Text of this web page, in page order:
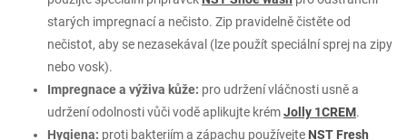
starých impregnací a nečisto. Zip pravidelně čistěte od
nečistot, aby se nezasekával (lze použít speciální sprej na zipy
nebo vosk).
Impregnace a výživa kůže: pro udržení vláčnosti usně a
udržení odolnosti vůči vodě aplikujte krémJolly 1CREM.
Hygiena: proti bakteriím a zápachu používejte NST Fresh